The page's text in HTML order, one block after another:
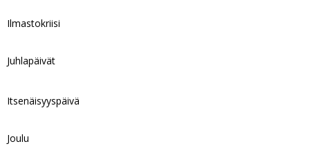
Ilmastokriisi
Juhlapäivät
Itsenäisyyspäivä
Joulu